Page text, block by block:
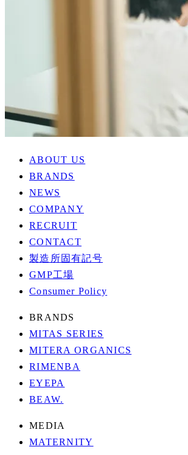
ABOUT US
BRANDS
NEWS
COMPANY
RECRUIT
CONTACT
製造所固有記号
GMP工場
Consumer Policy
BRANDS
MITAS SERIES
MITERA ORGANICS
RIMENBA
EYEPA
BEAW.
MEDIA
MATERNITY